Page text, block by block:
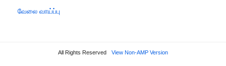
வேலை வாய்ப்பு
All Rights Reserved View Non-AMP Version